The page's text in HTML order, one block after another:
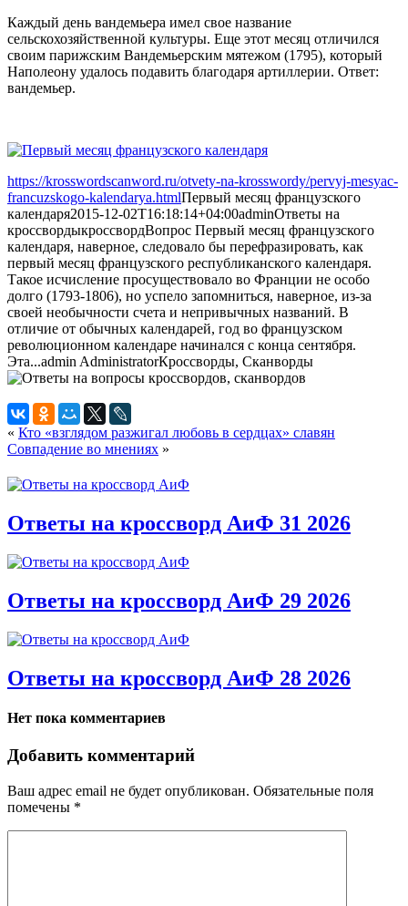
Каждый день вандемьера имел свое название
сельскохозяйственной культуры. Еще этот месяц отличился
своим парижским Вандемьерским мятежом (1795), который
Наполеону удалось подавить благодаря артиллерии. Ответ:
вандемьер.
https://krosswordscanword.ru/otvety-na-krosswordy/pervyj-mesyac-
francuzskogo-kalendarya.htmlПервый месяц французского
календаря2015-12-02T16:18:14+04:00adminОтветы на
кроссвордыкроссвордВопрос Первый месяц французского
календаря, наверное, следовало бы перефразировать, как
первый месяц французского республиканского календаря.
Такое исчисление просуществовало во Франции не особо
долго (1793-1806), но успело запомниться, наверное, из-за
своей необычности счета и непривычных названий. В
отличие от обычных календарей, год во французском
революционном календаре начинался с конца сентября.
Эта...admin AdministratorКроссворды, Сканворды
« Кто «взглядом разжигал любовь в сердцах» славян
Совпадение во мнениях »
Ответы на кроссворд АиФ 31 2026
Ответы на кроссворд АиФ 29 2026
Ответы на кроссворд АиФ 28 2026
Нет пока комментариев
Добавить комментарий
Ваш адрес email не будет опубликован. Обязательные поля
помечены *